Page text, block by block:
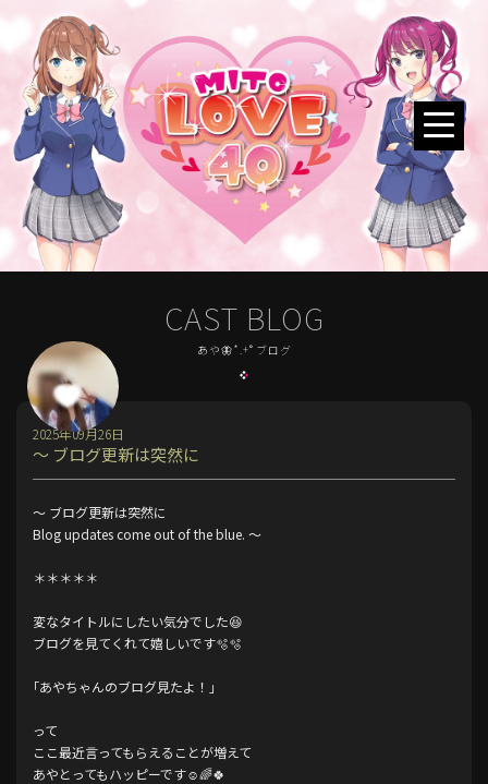
CAST BLOG
あや🦋*.+ﾟブログ
～ ブログ更新は突然に
2025年09月26日
～ ブログ更新は突然に
Blog updates come out of the blue. ～
＊＊＊＊＊
変なタイトルにしたい気分でした😆
ブログを見てくれて嬉しいです️🫧️🫧
｢あやちゃんのブログ見たよ！｣
って
ここ最近言ってもらえることが増えて
あやとってもハッピーです☺️🌈🍀